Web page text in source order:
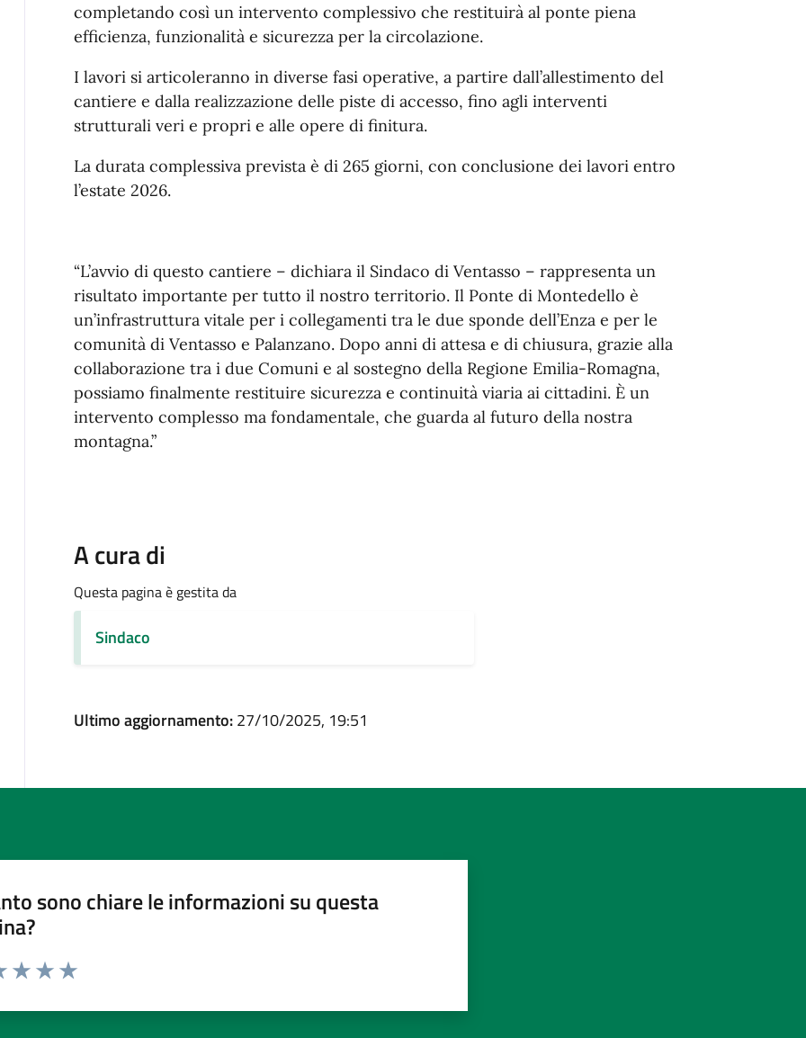
completando così un intervento complessivo che restituirà al ponte piena
efficienza, funzionalità e sicurezza per la circolazione.
I lavori si articoleranno in diverse fasi operative, a partire dall’allestimento del
cantiere e dalla realizzazione delle piste di accesso, fino agli interventi
strutturali veri e propri e alle opere di finitura.
La durata complessiva prevista è di 265 giorni, con conclusione dei lavori entro
l’estate 2026.
“L’avvio di questo cantiere – dichiara il Sindaco di Ventasso – rappresenta un
risultato importante per tutto il nostro territorio. Il Ponte di Montedello è
un’infrastruttura vitale per i collegamenti tra le due sponde dell’Enza e per le
comunità di Ventasso e Palanzano. Dopo anni di attesa e di chiusura, grazie alla
collaborazione tra i due Comuni e al sostegno della Regione Emilia-Romagna,
possiamo finalmente restituire sicurezza e continuità viaria ai cittadini. È un
intervento complesso ma fondamentale, che guarda al futuro della nostra
montagna.”
A cura di
Questa pagina è gestita da
Sindaco
Ultimo aggiornamento:27/10/2025, 19:51
sono chiare le informazioni su questa